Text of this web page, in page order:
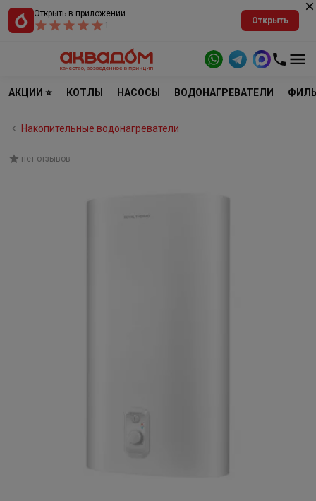
Открыть в приложении
1
Открыть
АКЦИИ ⭐ КОТЛЫ НАСОСЫ ВОДОНАГРЕВАТЕЛИ
Накопительные водонагреватели
нет отзывов